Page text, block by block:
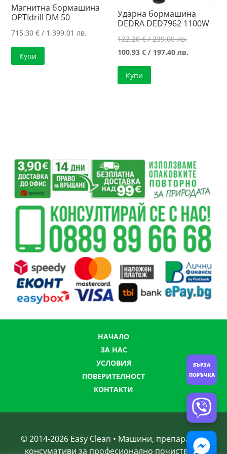
Магнитна бормашина
OPTIdrill DM 50
715.30€ / 1,399.01 лв.
Купи
Ударна бормашина
DEDRA DED7962 1100W
122.20€/ 239.00 лв.Original
price
100.93€ / 197.40 лв.
Купи
НАЧАЛО
ЗА НАС
УСЛОВИЯ
ПОВЕРИТЕЛНОСТ
КОНТАКТИ
© 2014-2026 Easy Clean • Машини, препарати и
консумативи за професионално почистване
БЪРЗА
ПОРЪЧКА